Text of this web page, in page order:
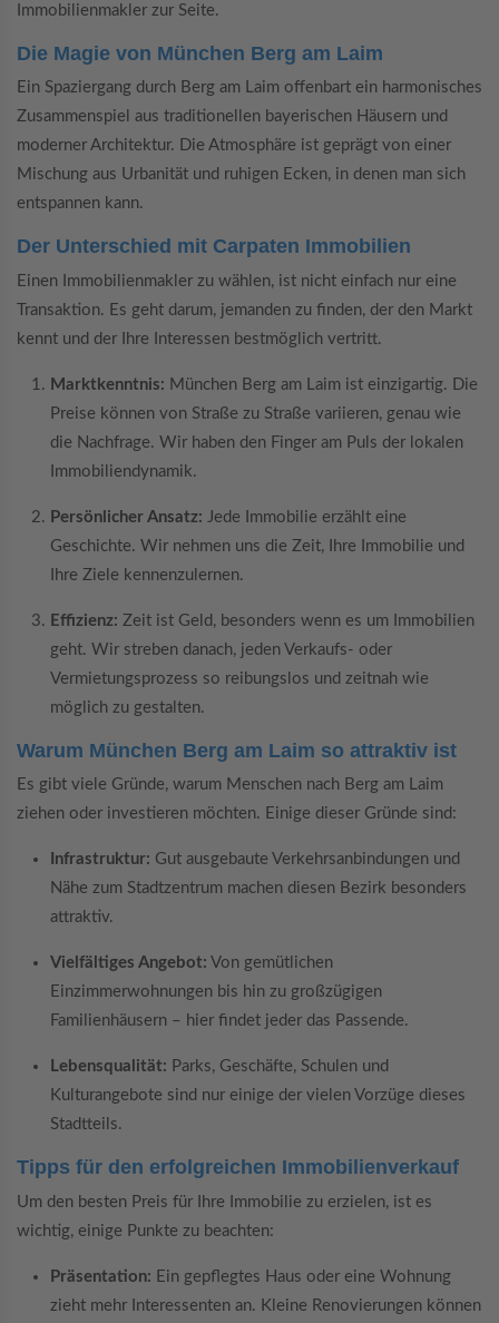
Immobilienmakler zur Seite.
Die Magie von München Berg am Laim
Ein Spaziergang durch Berg am Laim offenbart ein harmonisches
Zusammenspiel aus traditionellen bayerischen Häusern und
moderner Architektur. Die Atmosphäre ist geprägt von einer
Mischung aus Urbanität und ruhigen Ecken, in denen man sich
entspannen kann.
Der Unterschied mit Carpaten Immobilien
Einen Immobilienmakler zu wählen, ist nicht einfach nur eine
Transaktion. Es geht darum, jemanden zu finden, der den Markt
kennt und der Ihre Interessen bestmöglich vertritt.
Marktkenntnis: München Berg am Laim ist einzigartig. Die
Preise können von Straße zu Straße variieren, genau wie
die Nachfrage. Wir haben den Finger am Puls der lokalen
Immobiliendynamik.
Persönlicher Ansatz: Jede Immobilie erzählt eine
Geschichte. Wir nehmen uns die Zeit, Ihre Immobilie und
Ihre Ziele kennenzulernen.
Effizienz: Zeit ist Geld, besonders wenn es um Immobilien
geht. Wir streben danach, jeden Verkaufs- oder
Vermietungsprozess so reibungslos und zeitnah wie
möglich zu gestalten.
Warum München Berg am Laim so attraktiv ist
Es gibt viele Gründe, warum Menschen nach Berg am Laim
ziehen oder investieren möchten. Einige dieser Gründe sind:
Infrastruktur: Gut ausgebaute Verkehrsanbindungen und
Nähe zum Stadtzentrum machen diesen Bezirk besonders
attraktiv.
Vielfältiges Angebot: Von gemütlichen
Einzimmerwohnungen bis hin zu großzügigen
Familienhäusern – hier findet jeder das Passende.
Lebensqualität: Parks, Geschäfte, Schulen und
Kulturangebote sind nur einige der vielen Vorzüge dieses
Stadtteils.
Tipps für den erfolgreichen Immobilienverkauf
Um den besten Preis für Ihre Immobilie zu erzielen, ist es
wichtig, einige Punkte zu beachten:
Präsentation: Ein gepflegtes Haus oder eine Wohnung
zieht mehr Interessenten an. Kleine Renovierungen können